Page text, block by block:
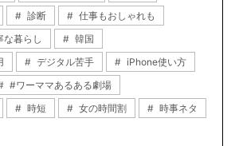
診断
仕事もおしゃれも
な暮らし
韓国
デジタル苦手
iPhone使い方
#ワーママあるある劇場
時短 女の時間割
時事ネタ